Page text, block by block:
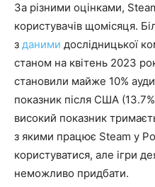
За різними оцінками,
користувачів щомісяця.
з даними дослідницької
станом на квітень 2023
становили майже 10%
показник після США
високий показник
з якими працює Steam у
користуватися, але ігри
неможливо придбати.